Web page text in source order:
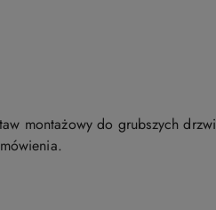
montażowy do grubszych drzwi